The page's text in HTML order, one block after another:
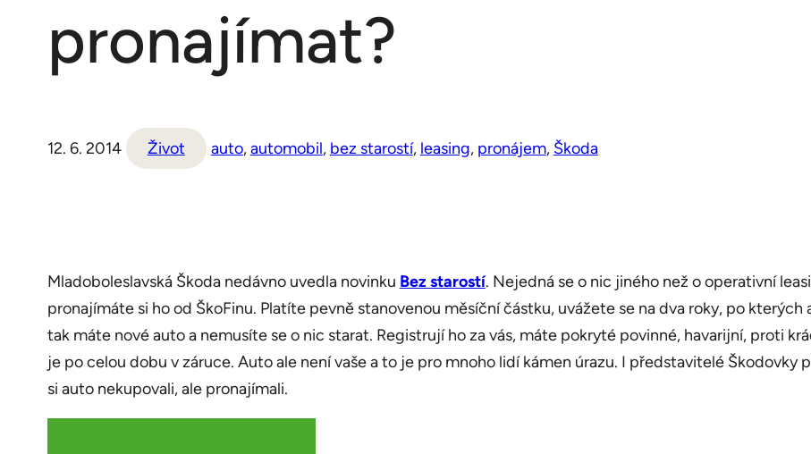
pronajímat?
12. 6. 2014 Život auto, automobil, bez starostí, leasing, pronájem, Škoda
Mladoboleslavská Škoda nedávno uvedla novinku Bez starostí. Nejedná se o nic jiného než o operativní
pronajímáte si ho od ŠkoFinu. Platíte pevně stanovenou měsíční částku, uvážete se na dva roky, po
tak máte nové auto a nemusíte se o nic starat. Registrují ho za vás, máte pokryté povinné, havarijní, proti
je po celou dobu v záruce. Auto ale není vaše a to je pro mnoho lidí kámen úrazu. I představitelé
si auto nekupovali, ale pronajímali.